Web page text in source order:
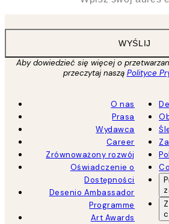
WYŚLIJ
Aby dowiedzieć się więcej o
przeczytaj naszą Polityce
O nas
Prasa
Wydawca
Career
Zrównoważony rozwój
Oświadczenie o
Dostępności
Desenio Ambassador
Programme
Art Awards